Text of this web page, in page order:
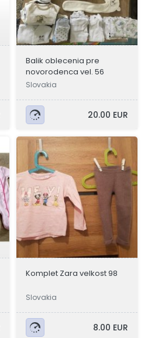
Balik oblecenia pre
novorodenca vel. 56
Slovakia
20.00 EUR
Komplet Zara velkost 98
Slovakia
8.00 EUR